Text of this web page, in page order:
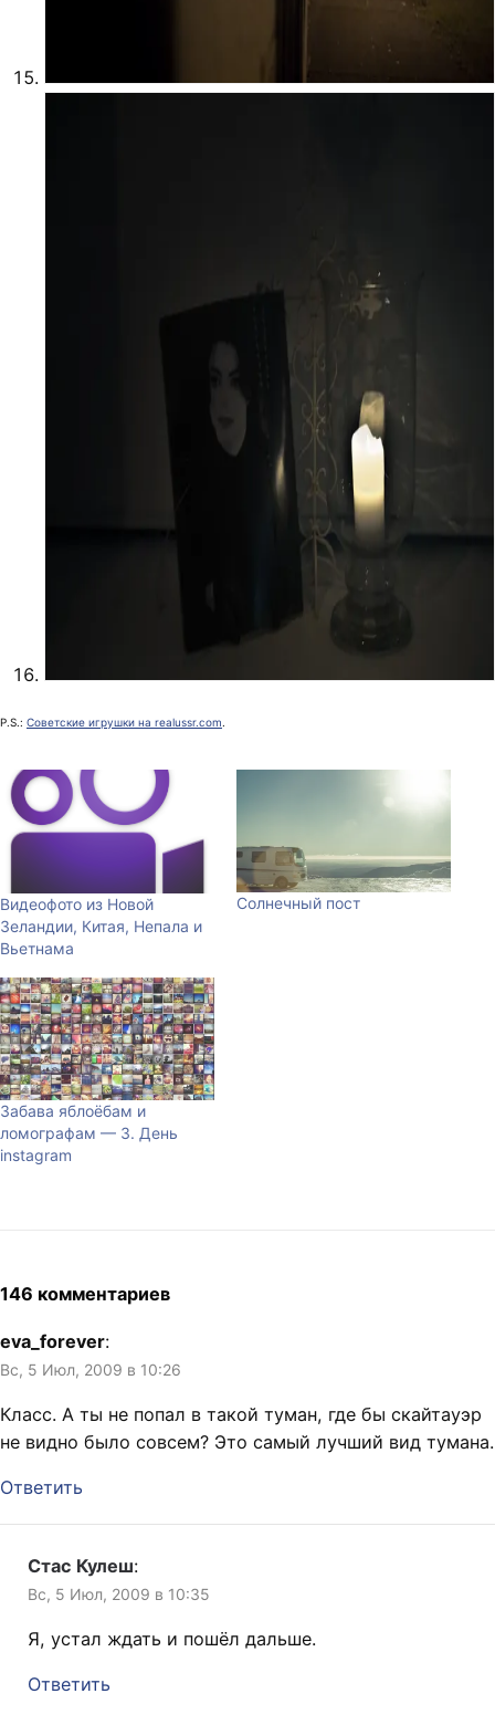
P.S.: Советские игрушки на realussr.com.
Видеофото из Новой
Зеландии, Китая, Непала и
Вьетнама
Солнечный пост
Забава яблоёбам и
ломографам — 3. День
instagram
146 комментариев
eva_forever:
Вс, 5 Июл, 2009 в 10:26
Класс. А ты не попал в такой туман, где бы скайтауэр
не видно было совсем? Это самый лучший вид тумана.
Ответить
Стас Кулеш:
Вс, 5 Июл, 2009 в 10:35
Я, устал ждать и пошёл дальше.
Ответить